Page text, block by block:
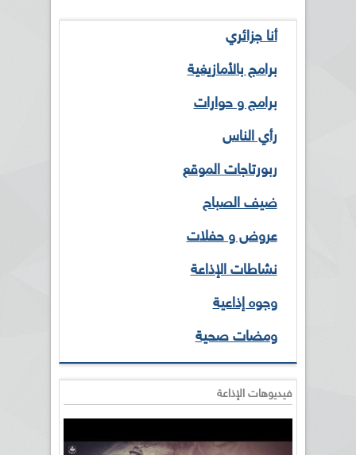
أنا جزائري
برامج بالأمازيغية
برامج و حوارات
رأي الناس
ربورتاجات الموقع
ضيف الصباح
عروض و حفلات
نشاطات الإذاعة
وجوه إذاعية
ومضات صحية
فيديوهات الإذاعة